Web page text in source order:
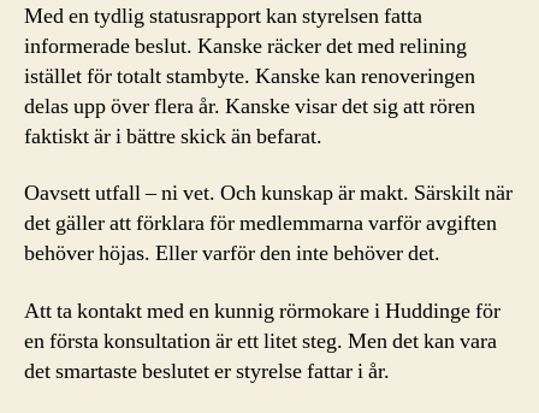
Med en tydlig statusrapport kan styrelsen fatta
informerade beslut. Kanske räcker det med relining
istället för totalt stambyte. Kanske kan renoveringen
delas upp över flera år. Kanske visar det sig att rören
faktiskt är i bättre skick än befarat.
Oavsett utfall – ni vet. Och kunskap är makt. Särskilt när
det gäller att förklara för medlemmarna varför avgiften
behöver höjas. Eller varför den inte behöver det.
Att ta kontakt med en kunnig rörmokare i Huddinge för
en första konsultation är ett litet steg. Men det kan vara
det smartaste beslutet er styrelse fattar i år.